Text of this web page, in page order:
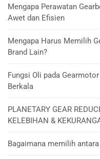
Mengapa Perawatan
Awet dan Efisien
Mengapa Harus Memilih
Brand Lain?
Fungsi Oli pada
Berkala
PLANETARY GEAR
KELEBIHAN &
Bagaimana memilih